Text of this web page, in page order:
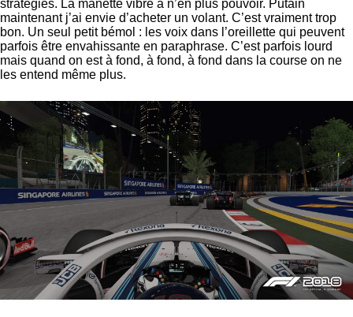
stratégies. La manette vibre à n’en plus pouvoir. Putain
maintenant j’ai envie d’acheter un volant. C’est vraiment trop
bon. Un seul petit bémol : les voix dans l’oreillette qui peuvent
parfois être envahissante en paraphrase. C’est parfois lourd
mais quand on est à fond, à fond, à fond dans la course on ne
les entend même plus.